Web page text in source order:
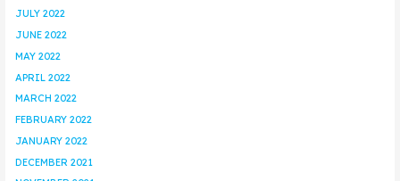
JULY 2022
JUNE 2022
MAY 2022
APRIL 2022
MARCH 2022
FEBRUARY 2022
JANUARY 2022
DECEMBER 2021